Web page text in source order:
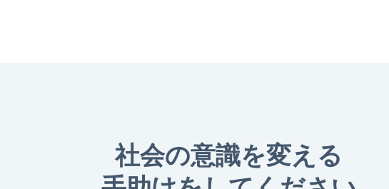
社会の意識を変える